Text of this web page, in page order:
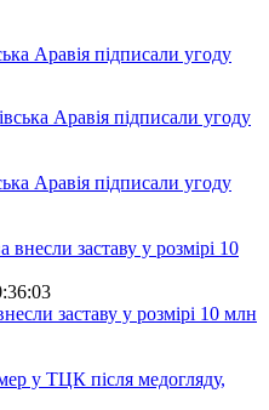
Аравія підписали угоду
Аравія підписали угоду
заставу у розмірі 10 млн